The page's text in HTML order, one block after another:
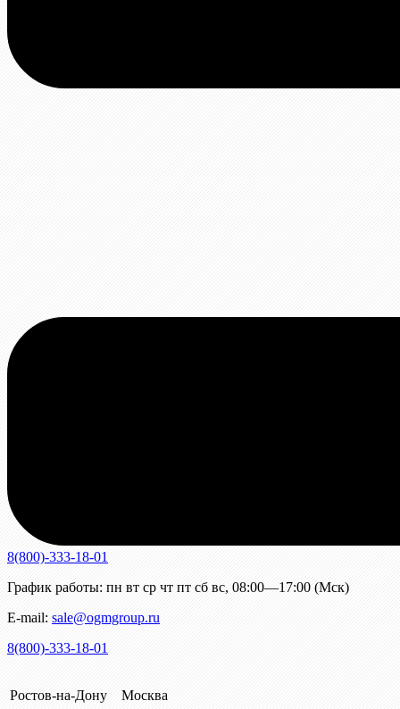
8(800)-333-18-01
График работы: пн вт ср чт пт сб вс, 08:00—17:00 (Мск)
E-mail: sale@ogmgroup.ru
8(800)-333-18-01
Ростов-на-Дону
Москва